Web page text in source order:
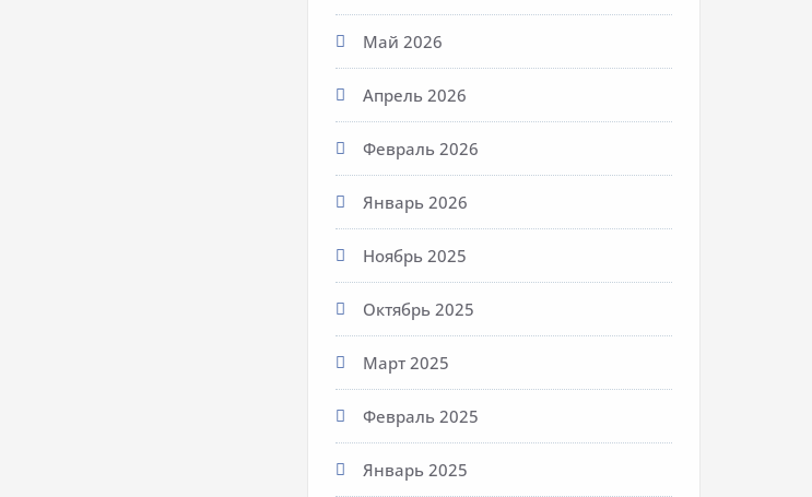
Май 2026
Апрель 2026
Февраль 2026
Январь 2026
Ноябрь 2025
Октябрь 2025
Март 2025
Февраль 2025
Январь 2025